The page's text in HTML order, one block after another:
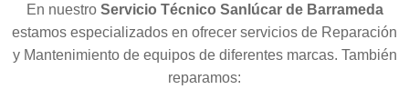
En nuestro Servicio Técnico Sanlúcar de Barrameda
estamos especializados en ofrecer servicios de Reparación
y Mantenimiento de equipos de diferentes marcas. También
reparamos: